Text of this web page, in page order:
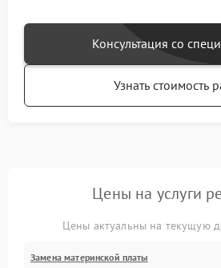
Консультация со
Узнать стоимость
Цены на услуги
Цены актуальны на текущую
Замена материнской платы